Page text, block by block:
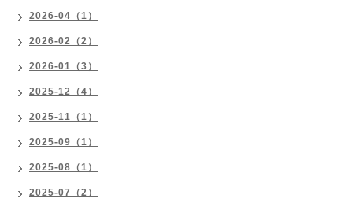
2026-04（1）
2026-02（2）
2026-01（3）
2025-12（4）
2025-11（1）
2025-09（1）
2025-08（1）
2025-07（2）